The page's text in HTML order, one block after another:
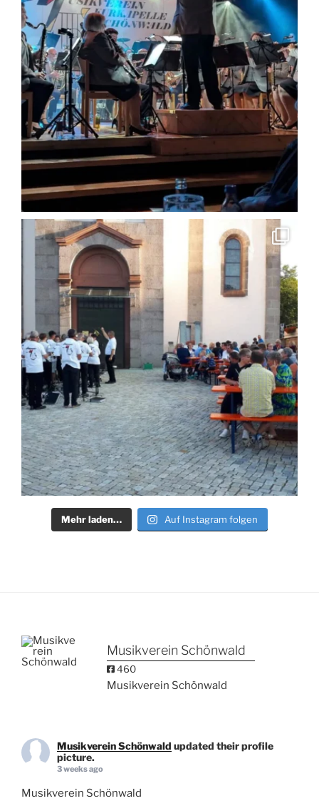
Mehr laden… Auf Instagram folgen
Musikverein Schönwald
460
Musikverein Schönwald
Musikverein Schönwald updated their profile
picture.
3 weeks ago
Musikverein Schönwald